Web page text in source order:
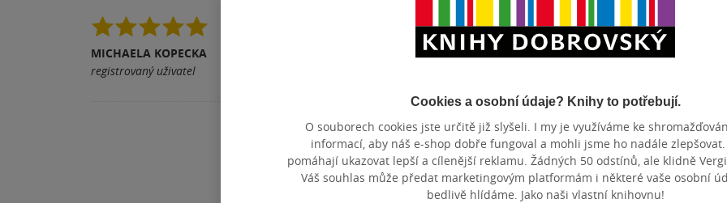
MICHAELA KOPECKA
registrovaný uživatel
Ze všech 3 knížek vycházejících z pravdivého příběhu lásky židovské dívky Heleny Citronové a
v románu mají změněná jména, je tato asi nejlepší.
Přidat hodnocení
Cookies a osobní údaje? Knihy to potřebují.
O souborech cookies jste určitě již slyšeli. I my je využíváme ke
informací, aby náš e-shop dobře fungoval a mohli jsme ho nadále zlepšovat.
pomáhají ukazovat lepší a cílenější reklamu. Žádných 50 odstínů, ale klidně
Váš souhlas může předat marketingovým platformám i některé vaše osobní
bedlivě hlídáme. Jako naši vlastní knihovnu!